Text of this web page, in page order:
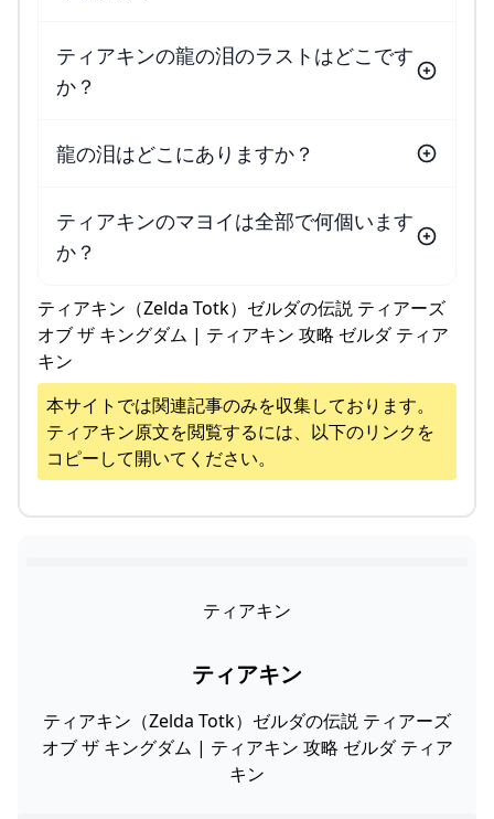
ティアキンの龍の泪のラストはどこです
か？
龍の泪はどこにありますか？
ティアキンのマヨイは全部で何個います
か？
ティアキン（Zelda Totk）ゼルダの伝説 ティアーズ
オブ ザ キングダム | ティアキン 攻略 ゼルダ ティア
キン
本サイトでは関連記事のみを収集しております。
ティアキン原文を閲覧するには、以下のリンクを
コピーして開いてください。
ティアキン
ティアキン
ティアキン（Zelda Totk）ゼルダの伝説 ティアーズ
オブ ザ キングダム | ティアキン 攻略 ゼルダ ティア
キン